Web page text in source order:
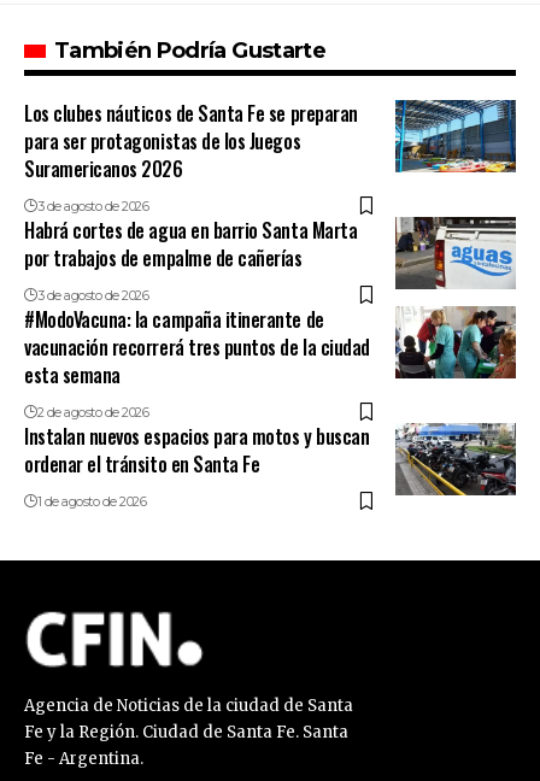
También Podría Gustarte
Los clubes náuticos de Santa Fe se preparan
para ser protagonistas de los Juegos
Suramericanos 2026
3 de agosto de 2026
Habrá cortes de agua en barrio Santa Marta
por trabajos de empalme de cañerías
3 de agosto de 2026
#ModoVacuna: la campaña itinerante de
vacunación recorrerá tres puntos de la ciudad
esta semana
2 de agosto de 2026
Instalan nuevos espacios para motos y buscan
ordenar el tránsito en Santa Fe
1 de agosto de 2026
Agencia de Noticias de la ciudad de Santa
Fe y la Región. Ciudad de Santa Fe. Santa
Fe - Argentina.